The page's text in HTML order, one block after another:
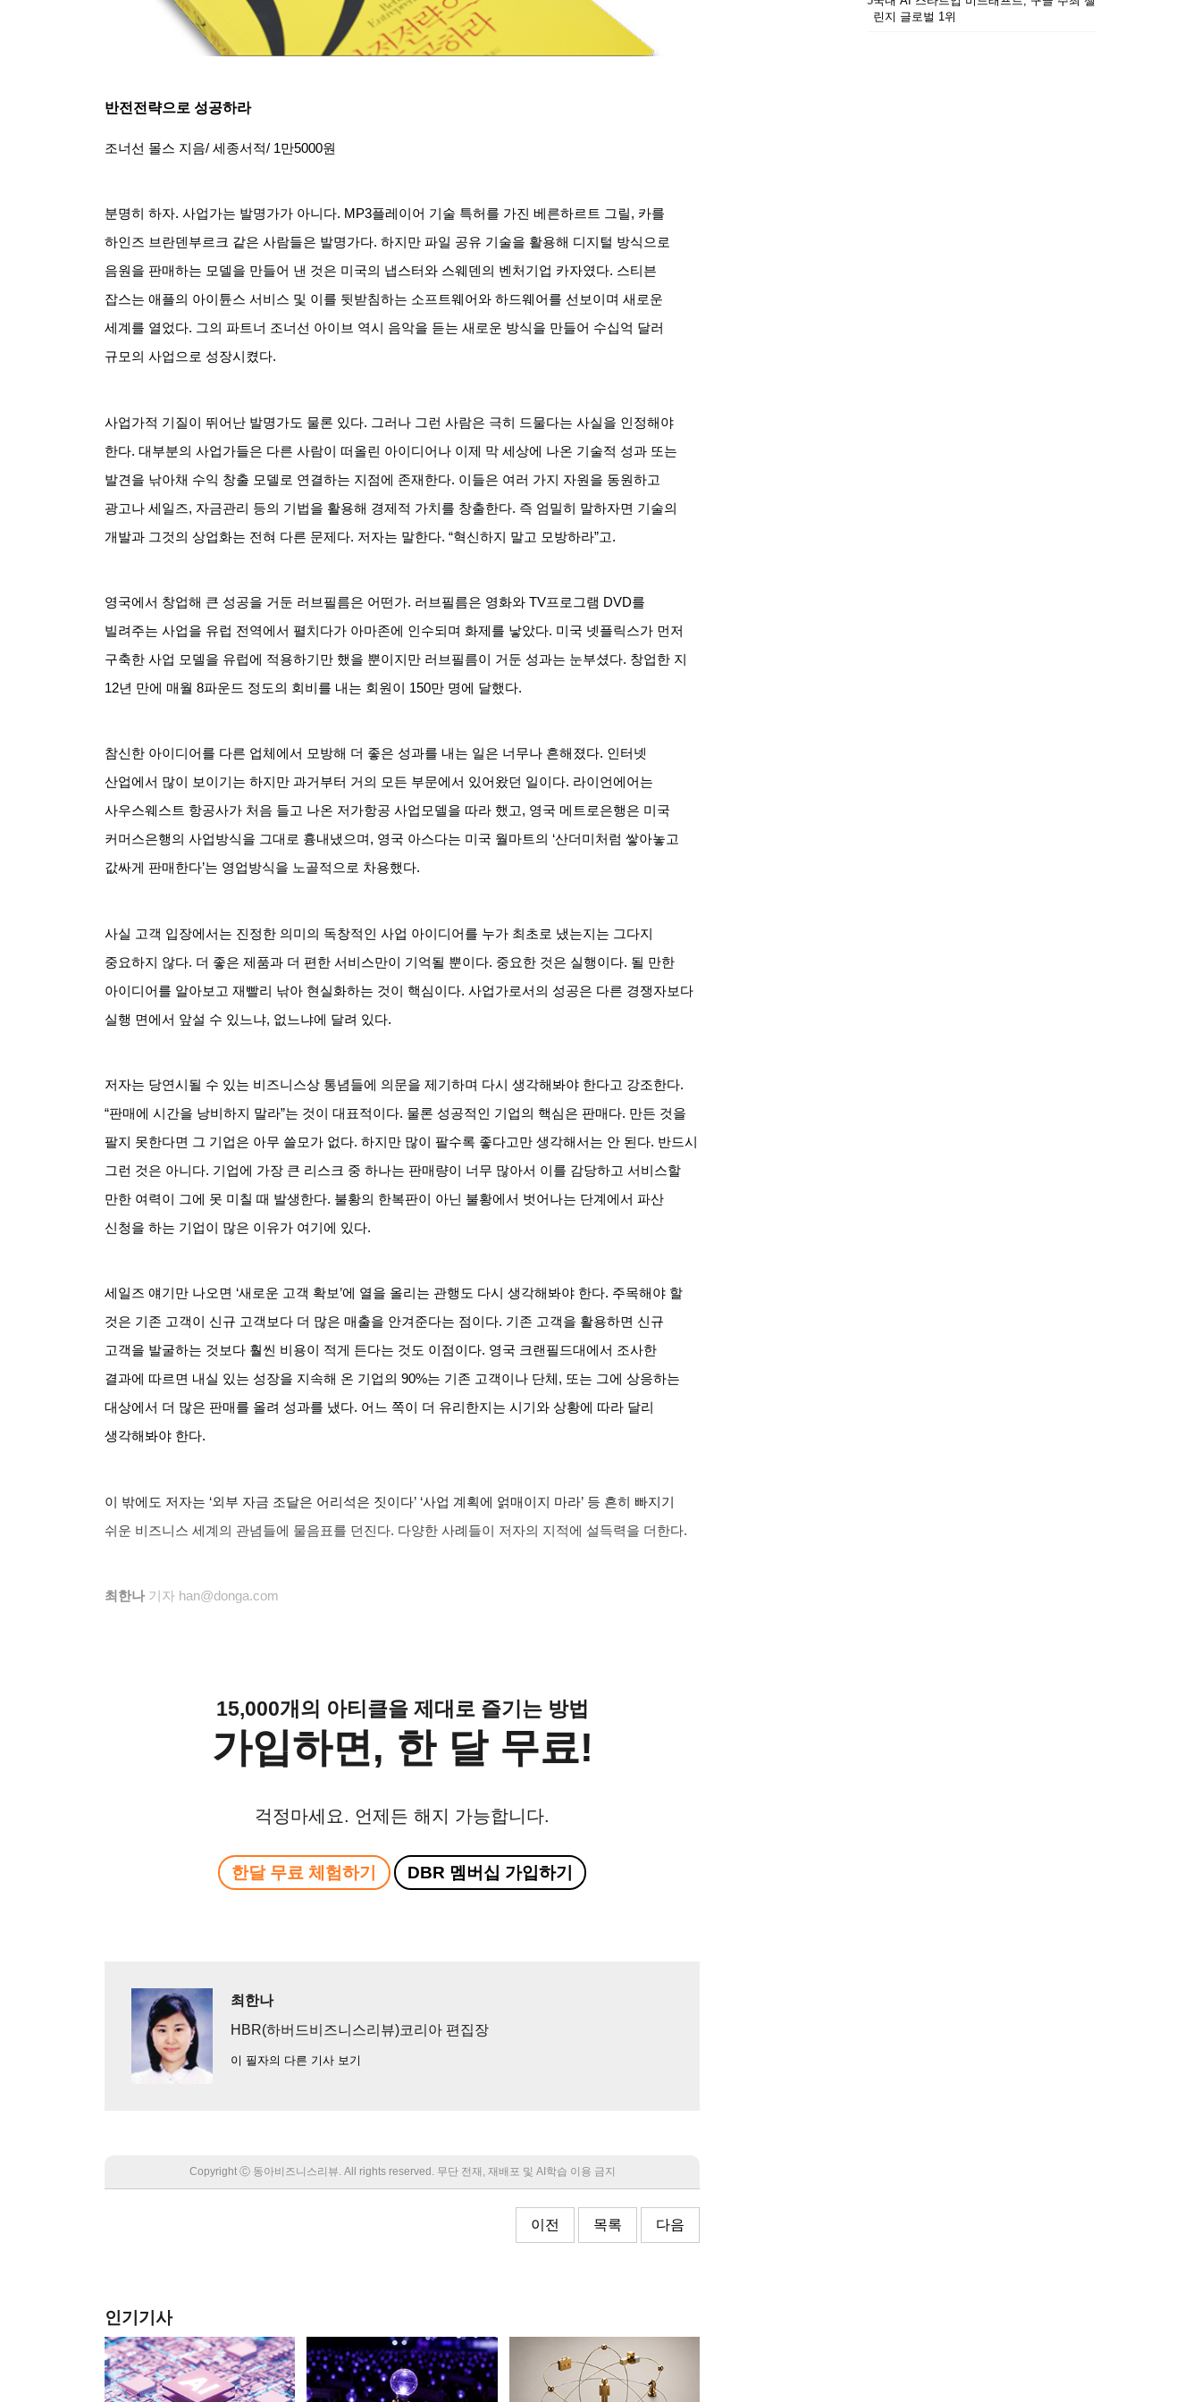
반전전략으로 성공하라
조너선 몰스 지음/ 세종서적/ 1만5000원
분명히 하자. 사업가는 발명가가 아니다. MP3플레이어 기술 특허를 가진 베른하르트 그릴, 카를
하인즈 브란덴부르크 같은 사람들은 발명가다. 하지만 파일 공유 기술을 활용해 디지털 방식으로
음원을 판매하는 모델을 만들어 낸 것은 미국의 냅스터와 스웨덴의 벤처기업 카자였다. 스티븐
잡스는 애플의 아이튠스 서비스 및 이를 뒷받침하는 소프트웨어와 하드웨어를 선보이며 새로운
세계를 열었다. 그의 파트너 조너선 아이브 역시 음악을 듣는 새로운 방식을 만들어 수십억 달러
규모의 사업으로 성장시켰다.
사업가적 기질이 뛰어난 발명가도 물론 있다. 그러나 그런 사람은 극히 드물다는 사실을 인정해야
한다. 대부분의 사업가들은 다른 사람이 떠올린 아이디어나 이제 막 세상에 나온 기술적 성과 또는
발견을 낚아채 수익 창출 모델로 연결하는 지점에 존재한다. 이들은 여러 가지 자원을 동원하고
광고나 세일즈, 자금관리 등의 기법을 활용해 경제적 가치를 창출한다. 즉 엄밀히 말하자면 기술의
개발과 그것의 상업화는 전혀 다른 문제다. 저자는 말한다. “혁신하지 말고 모방하라”고.
영국에서 창업해 큰 성공을 거둔 러브필름은 어떤가. 러브필름은 영화와 TV프로그램 DVD를
빌려주는 사업을 유럽 전역에서 펼치다가 아마존에 인수되며 화제를 낳았다. 미국 넷플릭스가 먼저
구축한 사업 모델을 유럽에 적용하기만 했을 뿐이지만 러브필름이 거둔 성과는 눈부셨다. 창업한 지
12년 만에 매월 8파운드 정도의 회비를 내는 회원이 150만 명에 달했다.
참신한 아이디어를 다른 업체에서 모방해 더 좋은 성과를 내는 일은 너무나 흔해졌다. 인터넷
산업에서 많이 보이기는 하지만 과거부터 거의 모든 부문에서 있어왔던 일이다. 라이언에어는
사우스웨스트 항공사가 처음 들고 나온 저가항공 사업모델을 따라 했고, 영국 메트로은행은 미국
커머스은행의 사업방식을 그대로 흉내냈으며 , 영국 아스다는 미국 월마트의 ‘산더미처럼 쌓아놓고
값싸게 판매한다’는 영업방식을 노골적으로 차용했다.
사실 고객 입장에서는 진정한 의미의 독창적인 사업 아이디어를 누가 최초로 냈는지는 그다지
중요하지 않다. 더 좋은 제품과 더 편한 서비스만이 기억될 뿐이다. 중요한 것은 실행이다. 될 만한
아이디어를 알아보고 재빨리 낚아 현실화하는 것이 핵심이다. 사업가로서의 성공은 다른 경쟁자보다
실행 면에서 앞설 수 있느냐, 없느냐에 달려 있다.
저자는 당연시될 수 있는 비즈니스상 통념들에 의문을 제기하며 다시 생각해봐야 한다고 강조한다.
“판매에 시간을 낭비하지 말라”는 것이 대표적이다. 물론 성공적인 기업의 핵심은 판매다. 만든 것을
팔지 못한다면 그 기업은 아무 쓸모가 없다. 하지만 많이 팔수록 좋다고만 생각해서는 안 된다. 반드시
그런 것은 아니다. 기업에 가장 큰 리스크 중 하나는 판매량이 너무 많아서 이를 감당하고 서비스할
만한 여력이 그에 못 미칠 때 발생한다. 불황의 한복판이 아닌 불황에서 벗어나는 단계에서 파산
신청을 하는 기업이 많은 이유가 여기에 있다.
세일즈 얘기만 나오면 ‘새로운 고객 확보’에 열을 올리는 관행도 다시 생각해봐야 한다. 주목해야 할
것은 기존 고객이 신규 고객보다 더 많은 매출을 안겨준다는 점이다. 기존 고객을 활용하면 신규
고객을 발굴하는 것보다 훨씬 비용이 적게 든다는 것도 이점이다. 영국 크랜필드대에서 조사한
결과에 따르면 내실 있는 성장을 지속해 온 기업의 90%는 기존 고객이나 단체 , 또는 그에 상응하는
대상에서 더 많은 판매를 올려 성과를 냈다. 어느 쪽이 더 유리한지는 시기와 상황에 따라 달리
생각해봐야 한다.
이 밖에도 저자는 ‘외부 자금 조달은 어리석은 짓이다’ ‘사업 계획에 얽매이지 마라’ 등 흔히 빠지기
쉬운 비즈니스 세계의 관념들에 물음표를 던진다. 다양한 사례들이 저자의 지적에 설득력을 더한다.
최한나기자 han@donga.com
15,000개의 아티클을 제대로 즐기는 방법
가입하면, 한 달 무료!
걱정마세요. 언제든 해지 가능합니다.
한달 무료 체험하기 DBR 멤버십 가입하기
최한나
HBR(하버드비즈니스리뷰)코리아 편집장
이 필자의 다른 기사 보기
Copyright Ⓒ 동아비즈니스리뷰. All rights reserved. 무단 전재, 재배포 및 AI학습 이용 금지
이전 목록 다음
인기기사
린지 글로벌 1위